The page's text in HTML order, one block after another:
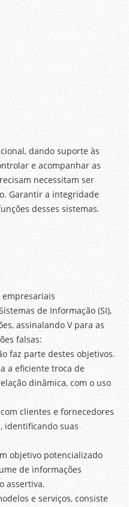
dando suporte às
e acompanhar as
necessitam ser
Garantir a integridade
desses sistemas.
empresariais
de Informação (SI),
assinalando V para as
falsas:
faz parte destes objetivos.
a eficiente troca de
dinâmica, com o uso
clientes e fornecedores
identificando suas
objetivo potencializado
de informações
assertiva.
e serviços, consiste